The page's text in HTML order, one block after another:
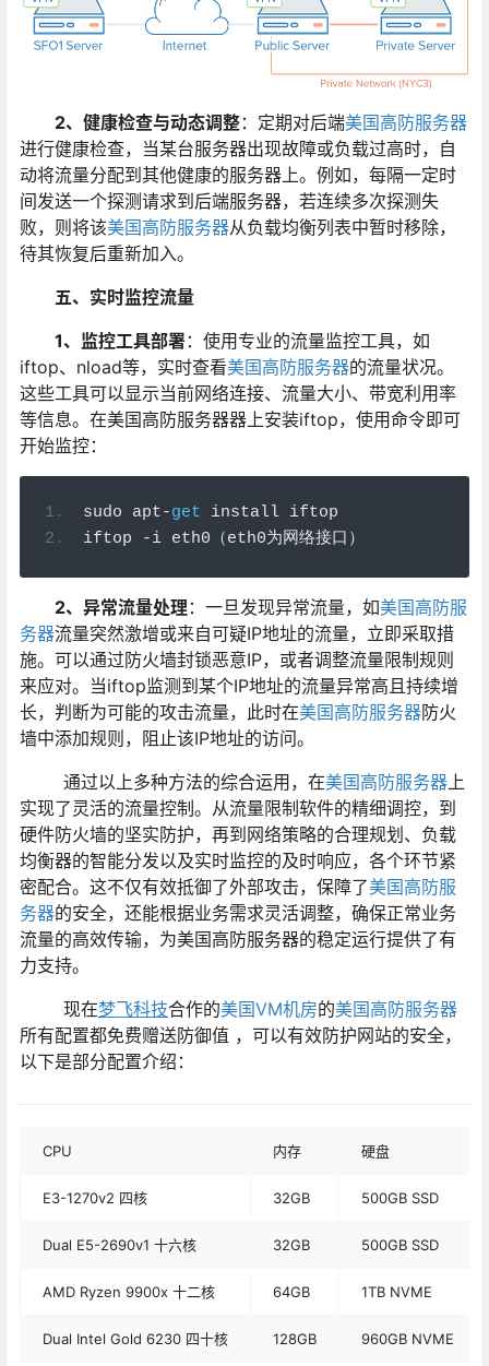
2、健康检查与动态调整：定期对后端美国高防服务器
进行健康检查，当某台服务器出现故障或负载过高时，自
动将流量分配到其他健康的服务器上。例如，每隔一定时
间发送一个探测请求到后端服务器，若连续多次探测失
败，则将该美国高防服务器从负载均衡列表中暂时移除，
待其恢复后重新加入。
五、实时监控流量
1、监控工具部署：使用专业的流量监控工具，如
iftop、nload等，实时查看美国高防服务器的流量状况。
这些工具可以显示当前网络连接、流量大小、带宽利用率
等信息。在美国高防服务器器上安装iftop，使用命令即可
开始监控：
sudo apt-get install iftop
iftop
-i eth0 （eth0为网络接口）
2、异常流量处理 ：一旦发现异常流量，如美国高防服
务器流量突然激增或来自可疑IP地址的流量，立即采取措
施。可以通过防火墙封锁恶意IP，或者调整流量限制规则
来应对。当iftop监测到某个IP地址的流量异常高且持续增
长，判断为可能的攻击流量，此时在美国高防服务器防火
墙中添加规则，阻止该IP地址的访问。
通过以上多种方法的综合运用，在美国高防服务器 上
实现了灵活的流量控制。从流量限制软件的精细调控，到
硬件防火墙的坚实防护，再到网络策略的合理规划、负载
均衡器的智能分发以及实时监控的及时响应，各个环节紧
密配合。这不仅有效抵御了外部攻击，保障了美国高防服
务器的安全，还能根据业务需求灵活调整，确保正常业务
流量的高效传输，为美国高防服务器的稳定运行提供了有
力支持。
现在梦飞科技合作的美国VM机房的美国高防服务器
所有配置都免费赠送防御值 ，可以有效防护网站的安全，
以下是部分配置介绍：
CPU 内存 硬盘
E3-1270v2 四核 32GB 500GB SSD
Dual E5-2690v1 十六核 32GB 500GB SSD
AMD Ryzen 9900x 十二核 64GB 1TB NVME
Dual Intel Gold 6230 四十核 128GB 960GB NVME